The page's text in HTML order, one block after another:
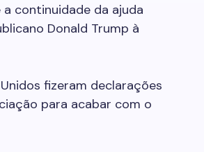
continuidade da ajuda
Donald Trump à
fizeram declarações
para acabar com o